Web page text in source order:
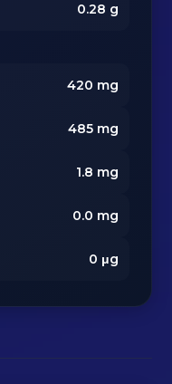
0.28 g
420 mg
485mg
1.8 mg
0.0 mg
0 μg